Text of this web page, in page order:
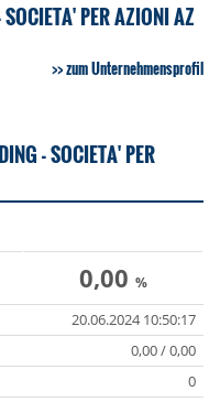
SOCIETA' PER AZIONI AZ
zum Unternehmensprofil
- SOCIETA' PER
0,00 %
20.06.2024 10:50:17
0,00 / 0,00
0